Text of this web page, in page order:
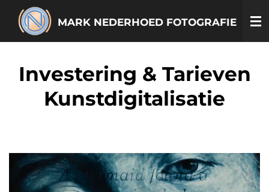
direct
naar
hoofdinhoud
MARK NEDERHOED FOTOGRAFIE
Investering & Tarieven
Kunstdigitalisatie